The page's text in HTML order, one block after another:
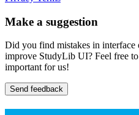
Make a suggestion
Did you find mistakes in
improve StudyLib UI? Feel free
important for us!
Send feedback